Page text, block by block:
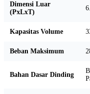
Dimensi Luar
(PxLxT)
Kapasitas Volume
Beban Maksimum
Bahan Dasar Dinding